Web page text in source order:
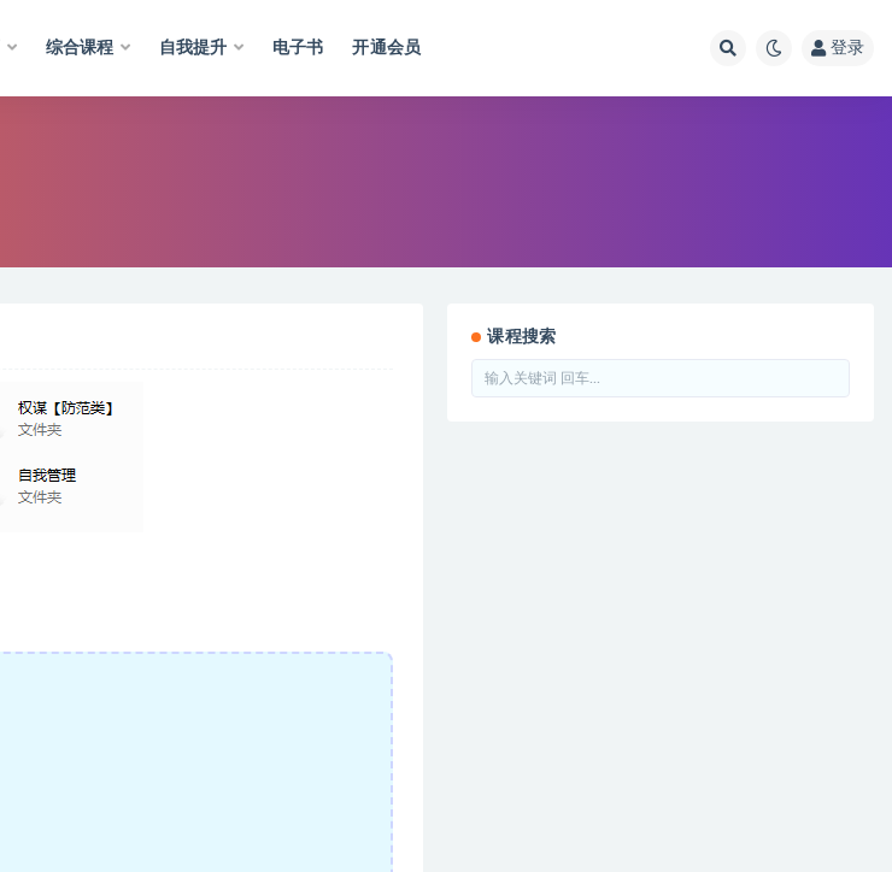
综合课程 自我提升 电子书 开通会员 登录
课程搜索